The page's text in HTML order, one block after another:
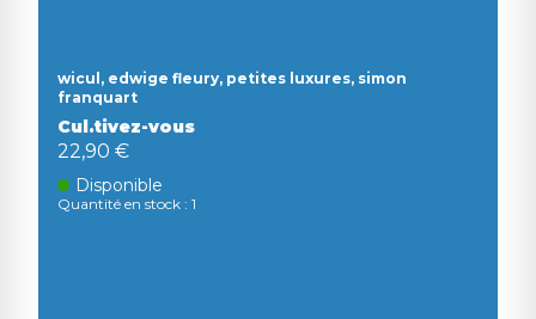
wicul, edwige fleury, petites luxures, simon
franquart
Cul.tivez-vous
22,90 €
Disponible
Quantité en stock : 1